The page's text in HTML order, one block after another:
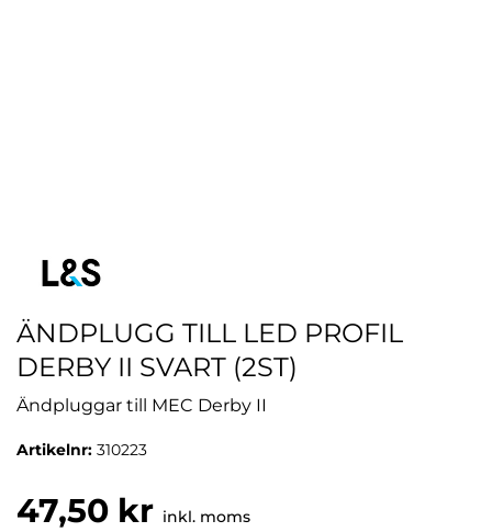
ÄNDPLUGG TILL LED PROFIL
DERBY II SVART (2ST)
Ändpluggar till MEC Derby II
Artikelnr: 310223
47,50 kr inkl. moms